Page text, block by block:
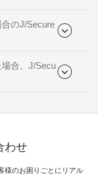
のJ/Secure
合、J/Secu
わせ
様のお困りごとにリアル